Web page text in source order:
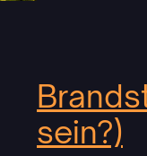
sein?)